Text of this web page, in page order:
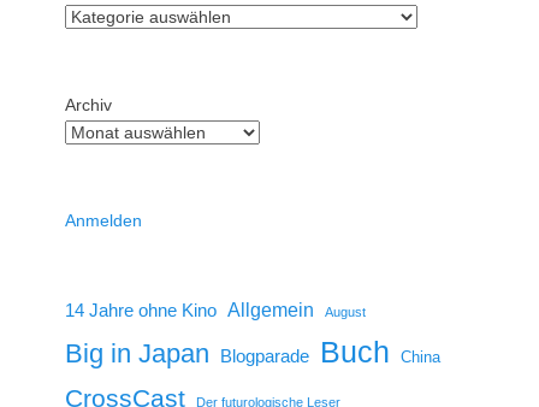
Archiv
Anmelden
14 Jahre ohne Kino Allgemein August
Big in Japan Blogparade Buch China
CrossCast Der futurologische Leser